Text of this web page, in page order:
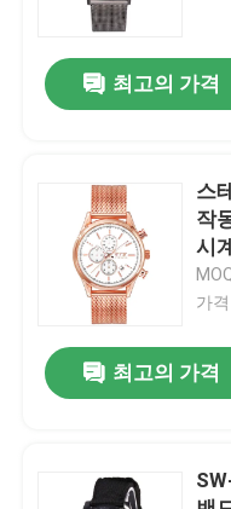
공장 여행
품질 관리
연락주세요
뉴스
경우
IVC 보충교재
최고의 가격
스
작
시
가
최고의 가격